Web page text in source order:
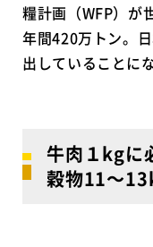
糧計画（WFP）が
年間420万トン。
出していることにな
牛肉１kgに
穀物11～